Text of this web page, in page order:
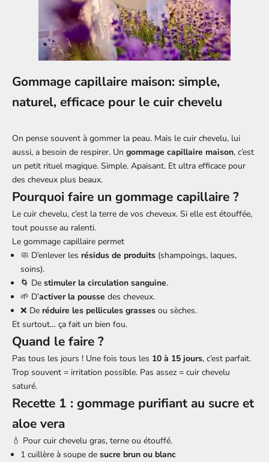
Gommage capillaire maison: simple,
naturel, efficace pour le cuir chevelu
On pense souvent à gommer la peau. Mais le cuir chevelu, lui
aussi, a besoin de respirer. Un gommage capillaire maison, c’est
un petit rituel magique. Simple. Apaisant. Et ultra efficace pour
des cheveux plus beaux.
Pourquoi faire un gommage capillaire ?
Le cuir chevelu, c’est la terre de vos cheveux. Si elle est étouffée,
tout pousse au ralenti.
Le gommage capillaire permet
🧼 D’enlever les résidus de produits (shampoings, laques,
soins).
🌀 De stimuler la circulation sanguine.
🌱 D’activer la pousse des cheveux.
❌ De réduire les pellicules grasses ou sèches.
Et surtout… ça fait un bien fou.
Quand le faire ?
Pas tous les jours ! Une fois tous les 10 à 15 jours, c’est parfait.
Trop souvent = irritation possible. Pas assez = cuir chevelu
saturé.
Recette 1 : gommage purifiant au sucre et
aloe vera
💧 Pour cuir chevelu gras, terne ou étouffé.
1 cuillère à soupe de sucre brun ou blanc